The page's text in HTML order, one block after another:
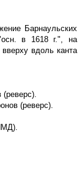
Барнаульских
в 1618 г.", на
вдоль канта
(реверс).